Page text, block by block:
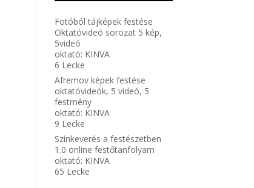
Fotóból tájképek festése
Oktatóvideó sorozat 5 kép,
5videó
oktató: KINVA
6 Lecke
Afremov képek festése
oktatóvideók, 5 videó, 5
festmény
oktató: KINVA
9 Lecke
Színkeverés a festészetben
1.0 online festőtanfolyam
oktató: KINVA
65 Lecke